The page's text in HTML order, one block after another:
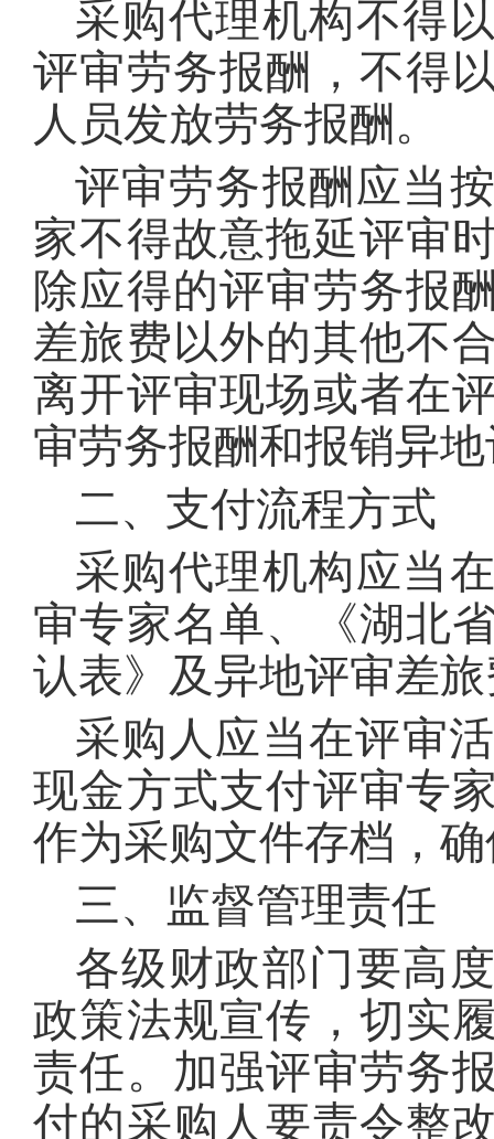
采购代理机构不得
评审劳务报酬，不得
人员发放劳务报酬。
评审劳务报酬应当
家不得故意拖延评审
除应得的评审劳务报
差旅费以外的其他不
离开评审现场或者在
审劳务报酬和报销异
二、支付流程方式
采购代理机构应当
审专家名单、《湖北
认表》及异地评审差
采购人应当在评审
现金方式支付评审专
作为采购文件存档，
三、监督管理责任
各级财政部门要高
政策法规宣传，切实
责任。加强评审劳务
付的采购人要责令整